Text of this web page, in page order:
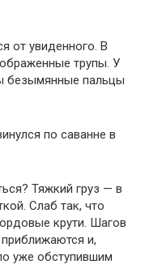
от увиденного. В
трупы. У
безымянные пальцы
по саванне в
Тяжкий груз — в
Слаб так, что
крути. Шагов
и,
уже обступившим